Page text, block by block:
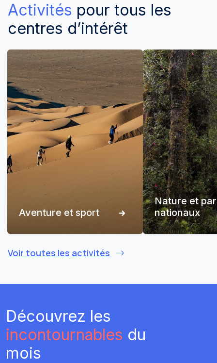
Activités pour tous les
centres d’intérêt
Aventure et sport
Nature et
nationaux
Voir toutes les activités
Découvrez les
incontournables du
mois